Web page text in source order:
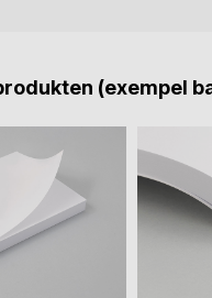
(exempel